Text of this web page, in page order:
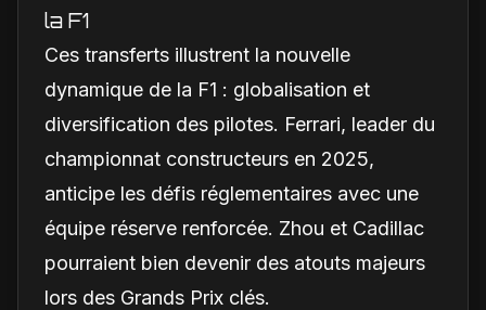
la F1
Ces transferts illustrent la nouvelle
dynamique de la F1 : globalisation et
diversification des pilotes. Ferrari, leader du
championnat constructeurs en 2025,
anticipe les défis réglementaires avec une
équipe réserve renforcée. Zhou et Cadillac
pourraient bien devenir des atouts majeurs
lors des Grands Prix clés.